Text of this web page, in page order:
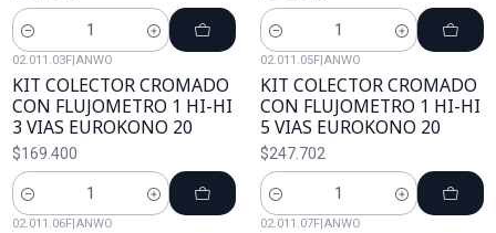
Cantidad Cantidad
02.011.03F ANWO
KIT COLECTOR CROMADO
CON FLUJOMETRO 1 HI-HI
3 VIAS EUROKONO 20
$169.400
Cantidad
02.011.05F ANWO
KIT COLECTOR CROMADO
CON FLUJOMETRO 1 HI-HI
5 VIAS EUROKONO 20
$247.702
Cantidad
02.011.06F ANWO 02.011.07F ANWO